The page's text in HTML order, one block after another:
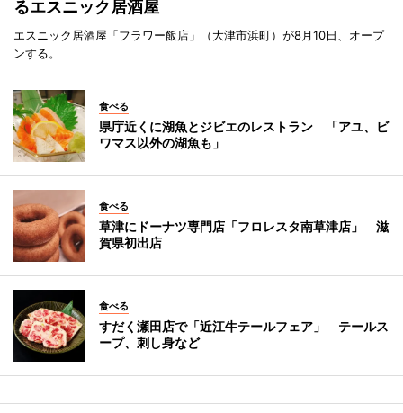
るエスニック居酒屋
エスニック居酒屋「フラワー飯店」（大津市浜町）が8月10日、オープ
ンする。
食べる
県庁近くに湖魚とジビエのレストラン 「アユ、ビ
ワマス以外の湖魚も」
食べる
草津にドーナツ専門店「フロレスタ南草津店」 滋
賀県初出店
食べる
すだく瀬田店で「近江牛テールフェア」 テールス
ープ、刺し身など